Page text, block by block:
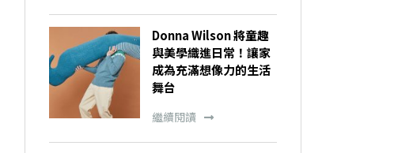
Donna Wilson 將童趣
與美學織進日常！讓家
成為充滿想像力的生活
舞台
繼續閱讀